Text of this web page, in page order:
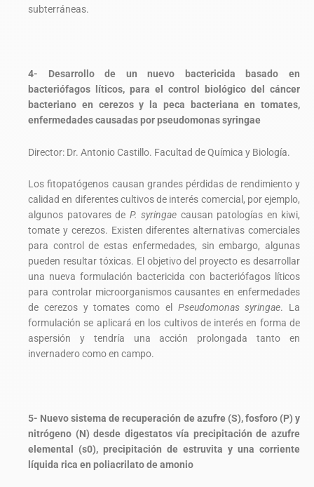
subterráneas.
4- Desarrollo de un nuevo bactericida basado en
bacteriófagos líticos, para el control biológico del cáncer
bacteriano en cerezos y la peca bacteriana en tomates,
enfermedades causadas por pseudomonas syringae
Director: Dr. Antonio Castillo. Facultad de Química y Biología.
Los fitopatógenos causan grandes pérdidas de rendimiento y
calidad en diferentes cultivos de interés comercial, por ejemplo,
algunos patovares de P. syringae causan patologías en kiwi,
tomate y cerezos. Existen diferentes alternativas comerciales
para control de estas enfermedades, sin embargo, algunas
pueden resultar tóxicas. El objetivo del proyecto es desarrollar
una nueva formulación bactericida con bacteriófagos líticos
para controlar microorganismos causantes en enfermedades
de cerezos y tomates como el Pseudomonas syringae. La
formulación se aplicará en los cultivos de interés en forma de
aspersión y tendría una acción prolongada tanto en
invernadero como en campo.
5- Nuevo sistema de recuperación de azufre (S), fosforo (P) y
nitrógeno (N) desde digestatos vía precipitación de azufre
elemental (s0), precipitación de estruvita y una corriente
líquida rica en poliacrilato de amonio